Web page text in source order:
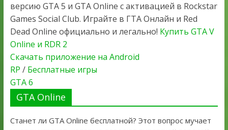
версию GTA 5 и GTA Online с активацией в Rockstar
Games Social Club. Играйте в ГТА Онлайн и Red
Dead Online официально и легально! Купить GTA V
Online и RDR 2
Скачать приложение на Android
RP / Бесплатные игры
GTA 6
GTA Online
Станет ли GTA Online бесплатной? Этот вопрос мучает